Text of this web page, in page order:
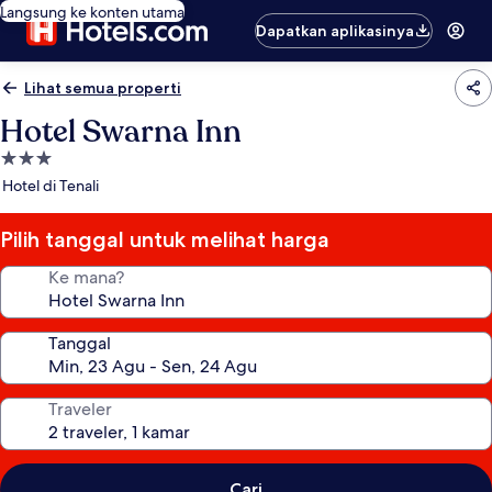
Langsung ke konten utama
Dapatkan aplikasinya
Lihat semua properti
Hotel Swarna Inn
Properti
bintang
Hotel di Tenali
Pilih tanggal untuk melihat harga
Ke mana?
Tanggal
Traveler